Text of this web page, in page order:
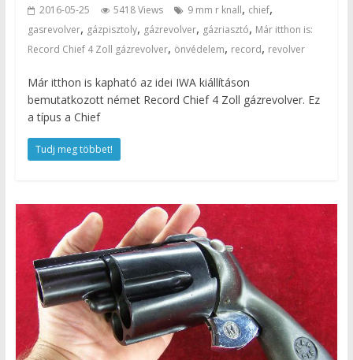
2016-05-25 5418 Views 9 mm r knall, chief,
gasrevolver, gázpisztoly, gázrevolver, gázriasztó, Már itthon is:
Record Chief 4 Zoll gázrevolver, önvédelem, record, revolver
Már itthon is kapható az idei IWA kiállításon
bemutatkozott német Record Chief 4 Zoll gázrevolver. Ez
a típus a Chief
Tudj meg többet!